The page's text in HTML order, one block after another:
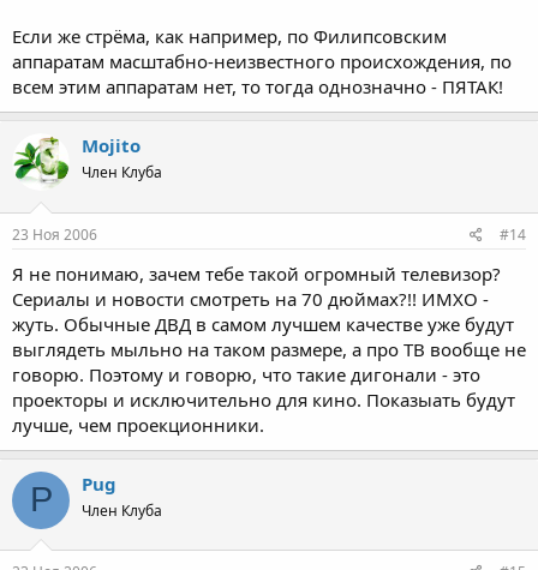
Если же стрёма, как например, по Филипсовским
аппаратам масштабно-неизвестного происхождения, по
всем этим аппаратам нет, то тогда однозначно - ПЯТАК!
Mojito
Член Клуба
23 Ноя 2006 #14
Я не понимаю, зачем тебе такой огромный телевизор?
Сериалы и новости смотреть на 70 дюймах?!! ИМХО -
жуть. Обычные ДВД в самом лучшем качестве уже будут
выглядеть мыльно на таком размере, а про ТВ вообще не
говорю. Поэтому и говорю, что такие дигонали - это
проекторы и исключительно для кино. Показыать будут
лучше, чем проекционники.
P Pug
Член Клуба